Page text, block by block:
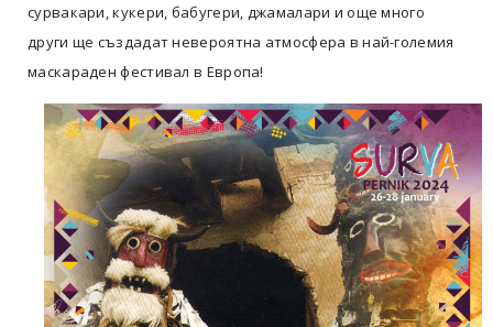
сурвакари, кукери, бабугери, джамалари и още много
други ще създадат невероятна атмосфера в най-големия
маскараден фестивал в Европа!